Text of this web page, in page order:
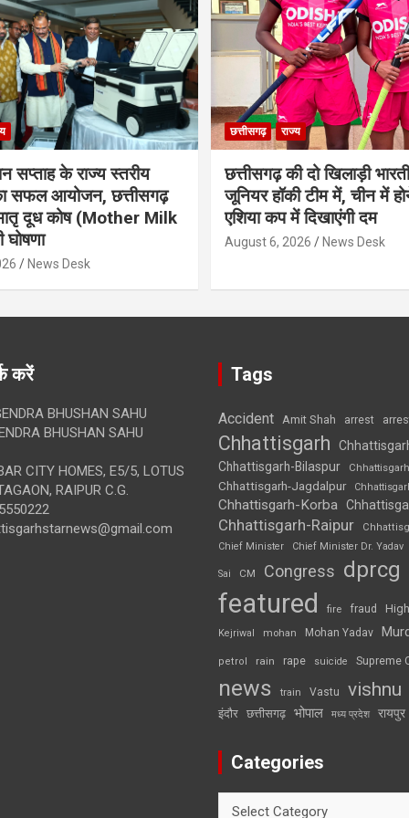
सप्ताह के राज्य स्तरीय
सफल आयोजन, छत्तीसगढ़
दूध कोष (Mother Milk
News Desk
छत्तीसगढ़ राज्य
छत्तीसगढ़ की दो खिलाड़ी
जूनियर हॉकी टीम में, चीन में
एशिया कप में दिखाएंगी दम
August 6, 2026 News Desk
करें
BHUSHAN SAHU
BHUSHAN SAHU
CITY HOMES, E5/5, LOTUS
RAIPUR C.G.
Tags
Accident Amit Shah arrest
Chhattisgarh
Chhattisgarh-Bilaspur
Chhattisgarh-Jagdalpur
Chhattisgarh-Korba
Chhattisgarh-Raipur
Chief Minister
Chief Minister Dr. Yadav
Sai CM Congress dprcg
featured fire fraud
Kejriwal mohan Mohan Yadav
petrol rain rape suicide Supreme
news train Vastu vishnu
इंदौर छत्तीसगढ़ भोपाल मध्य प्रदेश रायपुर
Categories